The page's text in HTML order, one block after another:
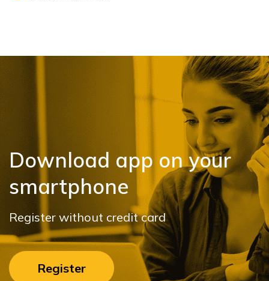
Download app on your
smartphone
Register without credit card
Register